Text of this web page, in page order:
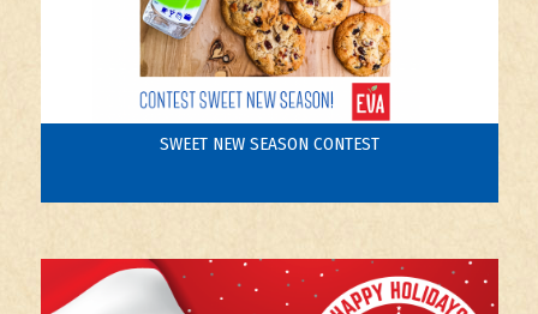
SWEET NEW SEASON CONTEST